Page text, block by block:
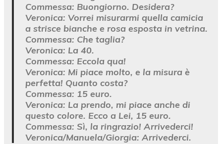
Commessa: Buongiorno. Desidera?
Veronica: Vorrei misurarmi quella camicia
a strisce bianche e rosa esposta in vetrina.
Commessa: Che taglia?
Veronica: La 40.
Commessa: Eccola qua!
Veronica: Mi piace molto, e la misura è
perfetta! Quanto costa?
Commessa: 15 euro.
Veronica: La prendo, mi piace anche di
questo colore. Ecco a Lei, 15 euro.
Commessa: Sì, la ringrazio! Arrivederci!
Veronica/Manuela/Giorgia: Arrivederci.